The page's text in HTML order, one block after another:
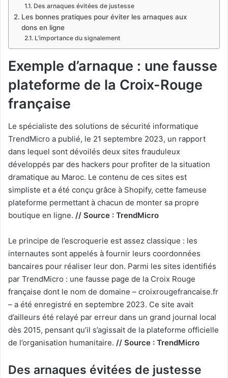
Des arnaques évitées de justesse
Les bonnes pratiques pour éviter les arnaques aux
dons en ligne
L’importance du signalement
Exemple d’arnaque : une fausse
plateforme de la Croix-Rouge
française
Le spécialiste des solutions de sécurité informatique
TrendMicro a publié, le 21 septembre 2023, un rapport
dans lequel sont dévoilés deux sites frauduleux
développés par des hackers pour profiter de la situation
dramatique au Maroc. Le contenu de ces sites est
simpliste et a été conçu grâce à Shopify, cette fameuse
plateforme permettant à chacun de monter sa propre
boutique en ligne. // Source : TrendMicro
Le principe de l’escroquerie est assez classique : les
internautes sont appelés à fournir leurs coordonnées
bancaires pour réaliser leur don. Parmi les sites identifiés
par TrendMicro : une fausse page de la Croix Rouge
française dont le nom de domaine – croixrougefrancaise.fr
– a été enregistré en septembre 2023. Ce site avait
d’ailleurs été relayé par erreur dans un grand journal local
dès 2015, pensant qu’il s’agissait de la plateforme officielle
de l’organisation humanitaire. // Source : TrendMicro
Des arnaques évitées de justesse